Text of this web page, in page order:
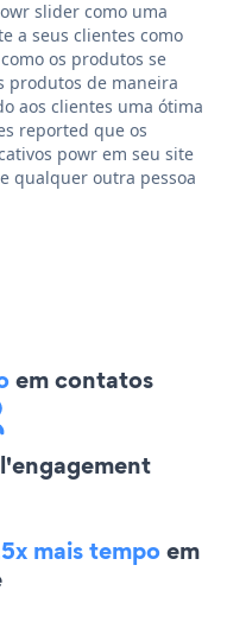
slider como uma
a seus clientes como
os produtos se
produtos de maneira
aos clientes uma ótima
reported que os
powr em seu site
qualquer outra pessoa
em contatos
mais tempoem